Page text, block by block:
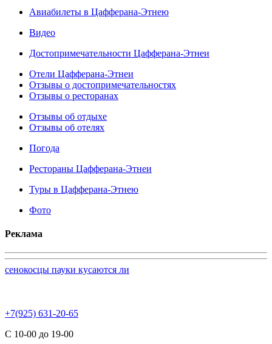
Авиабилеты в Цафферана-Этнею
Видео
Достопримечательности Цафферана-Этнеи
Отели Цафферана-Этнеи
Отзывы о достопримечательностях
Отзывы о ресторанах
Отзывы об отдыхе
Отзывы об отелях
Погода
Рестораны Цафферана-Этнеи
Туры в Цафферана-Этнею
Фото
Реклама
сенокосцы пауки кусаются ли
+7(925) 631-20-65
С 10-00 до 19-00